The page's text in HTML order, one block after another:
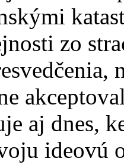
zo
aj dnes,
ideovú